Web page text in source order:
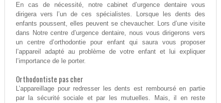
En cas de nécessité, notre cabinet d’urgence dentaire vous
dirigera vers l’un de ces spécialistes. Lorsque les dents des
enfants poussent, elles peuvent se chevaucher. Lors d’une visite
dans Notre centre d’urgence dentaire, nous vous dirigerons vers
un centre d’orthodontie pour enfant qui saura vous proposer
l’appareil adapté au problème de votre enfant et lui expliquer
l’importance de le porter.
Orthodontiste pas cher
L’appareillage pour redresser les dents est remboursé en partie
par la sécurité sociale et par les mutuelles. Mais, il en reste